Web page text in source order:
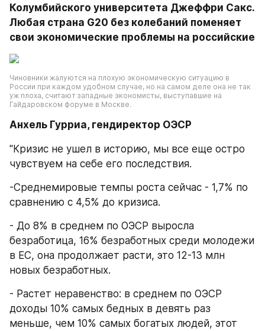
Колумбийского университета Джеффри Сакс.
Любая страна G20 без колебаний поменяет
свои экономические проблемы на российские
Чиновники жалуются на плохую экономическую ситуацию в
России при каждом удобном случае, но на самом деле она не так
уж плоха, считают западные экономисты, выступавшие на
Гайдаровском форуме в Москве.
Анхель Гурриа, гендиректор ОЭСР
"Кризис не ушел в историю, мы все еще остро
чувствуем на себе его последствия.
-Среднемировые темпы роста сейчас - 1,7% по
сравнению с 4,5% до кризиса.
- До 8% в среднем по ОЭСР выросла
безработица, 16% безработных среди молодежи
в ЕС, она продолжает расти, это 12-13 млн
новых безработных.
- Растет неравенство: в среднем по ОЭСР
доходы 10% самых бедных в девять раз
меньше, чем 10% самых богатых людей, этот